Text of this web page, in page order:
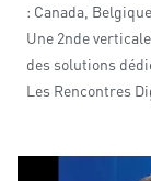
: Canada,
Une 2nde
des solutions
Les Rencontres